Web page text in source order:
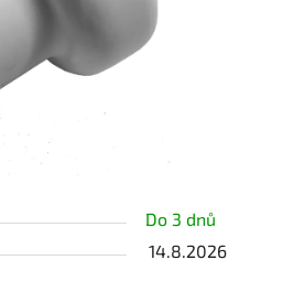
Do 3 dnů
14.8.2026